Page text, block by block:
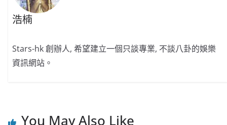
浩楠
Stars-hk 創辦人, 希望建立一個只談專業, 不談八卦的娛樂
資訊網站。
You May Also Like